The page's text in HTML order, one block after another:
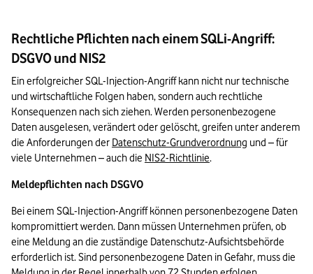
Rechtliche Pflichten nach einem SQLi-Angriff:
DSGVO und NIS2
Ein erfolgreicher SQL-Injection-Angriff kann nicht nur technische
und wirtschaftliche Folgen haben, sondern auch rechtliche
Konsequenzen nach sich ziehen. Werden personenbezogene
Daten ausgelesen, verändert oder gelöscht, greifen unter anderem
die Anforderungen der Datenschutz-Grundverordnung und – für
viele Unternehmen – auch die NIS2-Richtlinie.
Meldepflichten nach DSGVO
Bei einem SQL-Injection-Angriff können personenbezogene Daten
kompromittiert werden. Dann müssen Unternehmen prüfen, ob
eine Meldung an die zuständige Datenschutz-Aufsichtsbehörde
erforderlich ist. Sind personenbezogene Daten in Gefahr, muss die